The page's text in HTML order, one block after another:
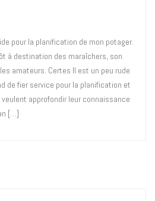
pour la planification de mon potager.
à destination des maraîchers, son
amateurs. Certes Il est un peu rude
de fier service pour la planification et
approfondir leur connaissance
[…]